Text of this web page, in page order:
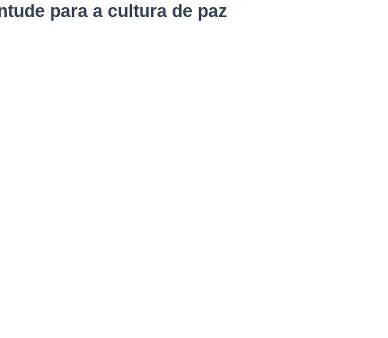
para a cultura de paz